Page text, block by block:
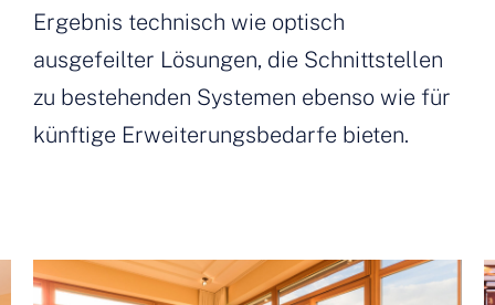
Ergebnis technisch wie optisch
ausgefeilter Lösungen, die Schnittstellen
zu bestehenden Systemen ebenso wie für
künftige Erweiterungsbedarfe bieten.